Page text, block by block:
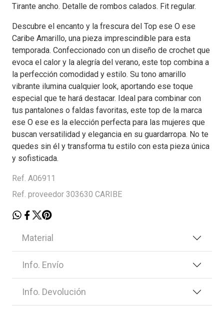
Tirante ancho. Detalle de rombos calados. Fit regular.
Descubre el encanto y la frescura del Top ese O ese
Caribe Amarillo, una pieza imprescindible para esta
temporada. Confeccionado con un diseño de crochet que
evoca el calor y la alegría del verano, este top combina a
la perfección comodidad y estilo. Su tono amarillo
vibrante ilumina cualquier look, aportando ese toque
especial que te hará destacar. Ideal para combinar con
tus pantalones o faldas favoritas, este top de la marca
ese O ese es la elección perfecta para las mujeres que
buscan versatilidad y elegancia en su guardarropa. No te
quedes sin él y transforma tu estilo con esta pieza única
y sofisticada.
Ref. A06911
Ref. proveedor 303630 CARIBE
Material
Info. Envío
Info. Devolución